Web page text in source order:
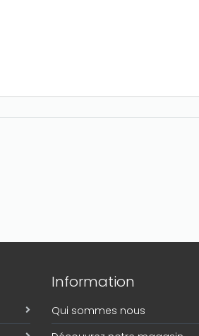
Information
Qui sommes nous